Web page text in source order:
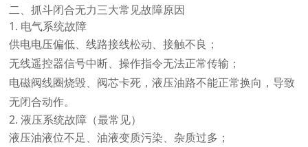
二、抓斗闭合无力三大常见故障原因
1. 电气系统故障
供电电压偏低、线路接线松动、接触不良；
无线遥控器信号中断、操作指令无法正常传输；
电磁阀线圈烧毁、阀芯卡死，液压油路不能正常换向，导致
无闭合动作。
2. 液压系统故障（最常见）
液压油液位不足、油液变质污染、杂质过多；